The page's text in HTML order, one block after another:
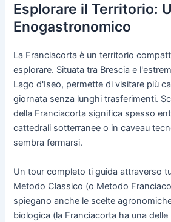
Esplorare il Territorio:
Enogastronomico
La Franciacorta è un territorio
esplorare. Situata tra Brescia e
Lago d'Iseo, permette di visitare più
giornata senza lunghi trasferimenti.
della Franciacorta significa spesso
cattedrali sotterranee o in caveau
sembra fermarsi.
Un tour completo ti guida attraverso
Metodo Classico (o Metodo
spiegano anche le scelte
biologica (la Franciacorta ha una